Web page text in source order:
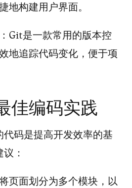
地构建用户界面。
：Git是一款常用的版本控
地追踪代码变化，便于项
佳编码实践
码是提高开发效率的基
：
页面划分为多个模块，以